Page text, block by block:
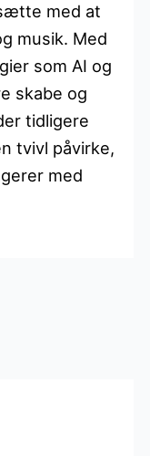
med at
musik. Med
som AI og
skabe og
tidligere
tvivl påvirke,
med